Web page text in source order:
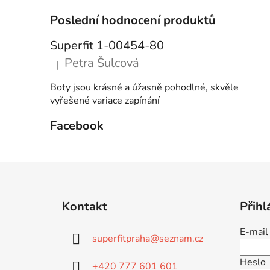
Poslední hodnocení produktů
Superfit 1-00454-80
Hodnocení produktu je 5 z 5 hvězdiček.
| Petra Šulcová
Boty jsou krásné a úžasně pohodlné, skvěle
vyřešené variace zapínání
Facebook
Kontakt
superfitpraha@seznam.cz
+420 777 601 601
E-mail
Heslo